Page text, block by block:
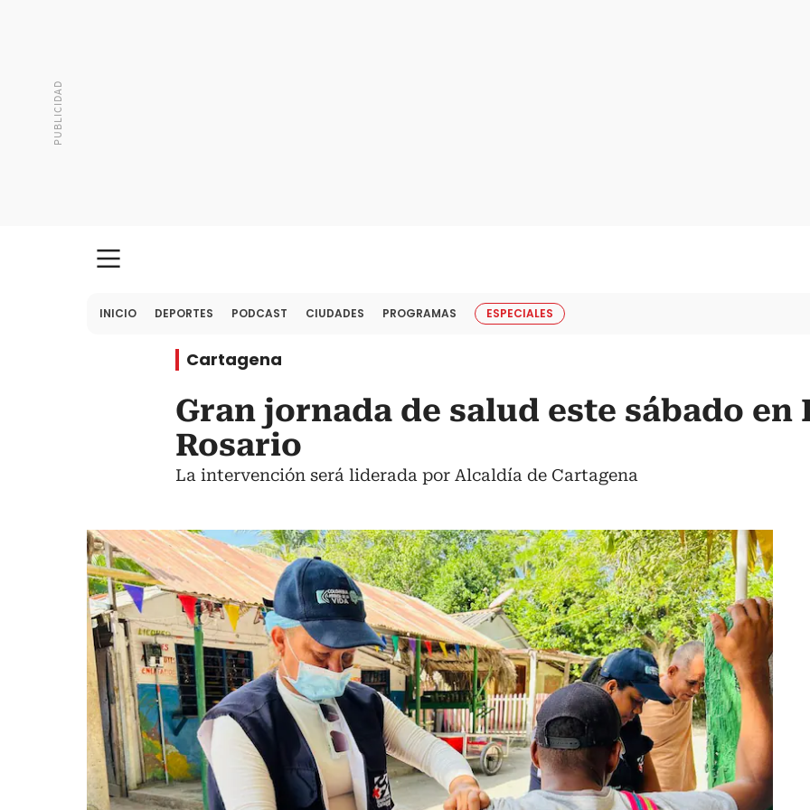
INICIO DEPORTES PODCAST CIUDADES PROGRAMAS ESPECIALES
Cartagena
Gran jornada de salud este sábado en
Rosario
La intervención será liderada por Alcaldía de Cartagena